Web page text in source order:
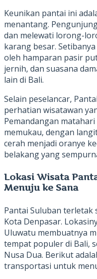
Keunikan pantai ini
menantang.
dan melewati lorong-
karang besar.
oleh hamparan pasir
jernih, dan suasana
lain di Bali.
Selain peselancar,
perhatian wisatawan
Pemandangan
memukau, dengan
cerah menjadi oranye
belakang yang
Lokasi Wisata
Menuju ke Sana
Pantai Suluban
Kota Denpasar.
Uluwatu membuatnya
tempat populer di Bali,
Nusa Dua. Berikut
transportasi untuk